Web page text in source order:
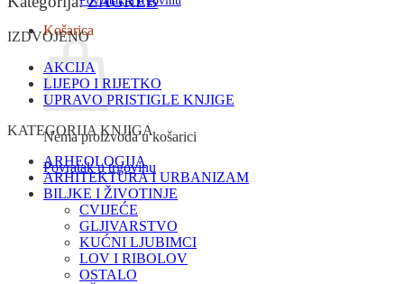
Košarica
Nema proizvoda u košarici
Povratak u trgovinu
IZDVOJENO
AKCIJA
LIJEPO I RIJETKO
UPRAVO PRISTIGLE KNJIGE
KATEGORIJA KNJIGA
ARHEOLOGIJA
ARHITEKTURA I URBANIZAM
BILJKE I ŽIVOTINJE
CVIJEĆE
GLJIVARSTVO
KUĆNI LJUBIMCI
LOV I RIBOLOV
OSTALO